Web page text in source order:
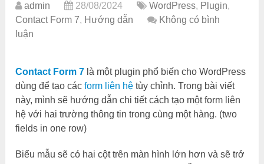
admin 28/08/2024 WordPress, Plugin,
Contact Form 7, Hướng dẫn
Không có bình
luận
Contact Form 7 là một plugin phổ biến cho WordPress
dùng để tạo cácform liên hệ tùy chỉnh. Trong bài viết
này, mình sẽ hướng dẫn chi tiết cách tạo một form liên
hệ với hai trường thông tin trong cùng một hàng. (two
fields in one row)
Biểu mẫu sẽ có hai cột trên màn hình lớn hơn và sẽ trở